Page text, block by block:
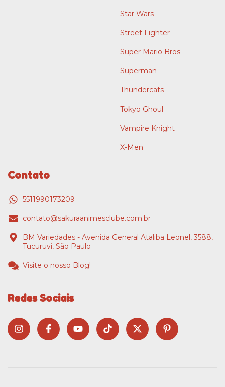
Star Wars
Street Fighter
Super Mario Bros
Superman
Thundercats
Tokyo Ghoul
Vampire Knight
X-Men
Contato
5511990173209
contato@sakuraanimesclube.com.br
BM Variedades - Avenida General Ataliba Leonel, 3588,
Tucuruvi, São Paulo
Visite o nosso Blog!
Redes Sociais